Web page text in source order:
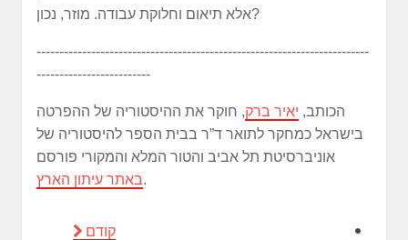
אלא תיאום וחלוקת עבודה. מוזר, נכון?
-------------------------------------------------------------------------
-------------------------
הכותב, יאיר ברק, חוקר את ההיסטוריה של ההפרטה
בישראל כמחקר לתואר ד”ר בבית הספר להיסטוריה של
אוניברסיטת תל אביב והטור המלא והמקורי פורסם
באתר עיתון הארץ.
קודם